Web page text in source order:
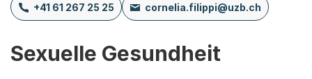
+41 61 267 25 25 cornelia.filippi@uzb.ch
Sexuelle Gesundheit